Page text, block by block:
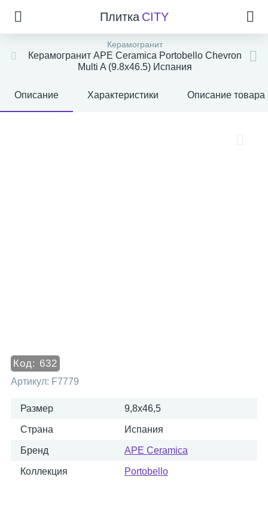
Плитка CITY
Керамогранит
Керамогранит APE Ceramica Portobello Chevron
Multi A (9.8x46.5) Испания
Описание Характеристики Описание товара
Код: 632
Артикул: F7779
Размер 9,8x46,5
Страна Испания
Бренд APE Ceramica
Коллекция Portobello